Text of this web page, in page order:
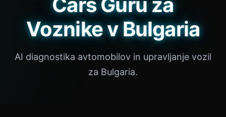
Voznike v Bulgaria
AI diagnostika avtomobilov in upravljanje vozil
za Bulgaria.